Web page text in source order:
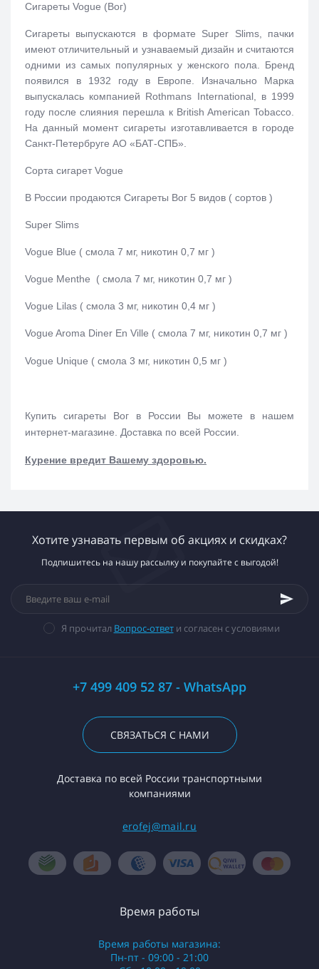
Сигареты Vogue (Вог)
Сигареты выпускаются в формате Super Slims, пачки
имеют отличительный и узнаваемый дизайн и считаются
одними из самых популярных у женского пола. Бренд
появился в 1932 году в Европе. Изначально Марка
выпускалась компанией Rothmans International, в 1999
году после слияния перешла к British American Tobacco.
На данный момент сигареты изготавливается в городе
Санкт-Петербруге АО «БАТ-СПБ».
Сорта сигарет Vogue
В России продаются Сигареты Вог 5 видов ( сортов )
Super Slims
Vogue Blue ( смола 7 мг, никотин 0,7 мг )
Vogue Menthe ( смола 7 мг, никотин 0,7 мг )
Vogue Lilas ( смола 3 мг, никотин 0,4 мг )
Vogue Aroma Diner En Ville ( смола 7 мг, никотин 0,7 мг )
Vogue Unique ( смола 3 мг, никотин 0,5 мг )
Купить сигареты Вог в России Вы можете в нашем
интернет-магазине. Доставка по всей России.
Курение вредит Вашему здоровью.
Хотите узнавать первым об акциях и скидках?
Подпишитесь на нашу рассылку и покупайте с выгодой!
Я прочитал Вопрос-ответи согласен с условиями
+7 499 409 52 87 - WhatsApp
СВЯЗАТЬСЯ С НАМИ
Доставка по всей России транспортными
компаниями
erofej@mail.ru
Время работы
Время работы магазина:
Пн-пт - 09:00 - 21:00